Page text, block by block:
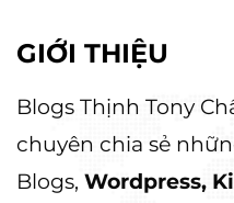
GIỚI THIỆU
Blogs Thịnh Tony
chuyên chia sẻ
Blogs, Wordpress,